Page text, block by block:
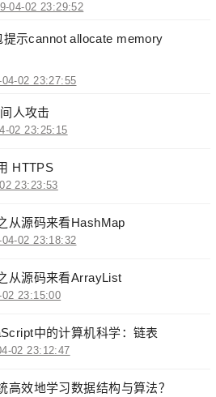
04-02 23:29:52
示cannot allocate memory
04-02 23:27:55
人攻击
02 23:25:15
HTTPS
23:23:53
从源码来看HashMap
04-02 23:18:32
从源码来看ArrayList
02 23:15:00
中的计算机科学：链表
02 23:12:47
高效地学习数据结构与算法？